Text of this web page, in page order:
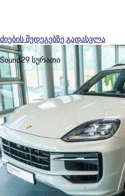
ძიების შედეგებზე გადასვლა
Sound29 სურათი